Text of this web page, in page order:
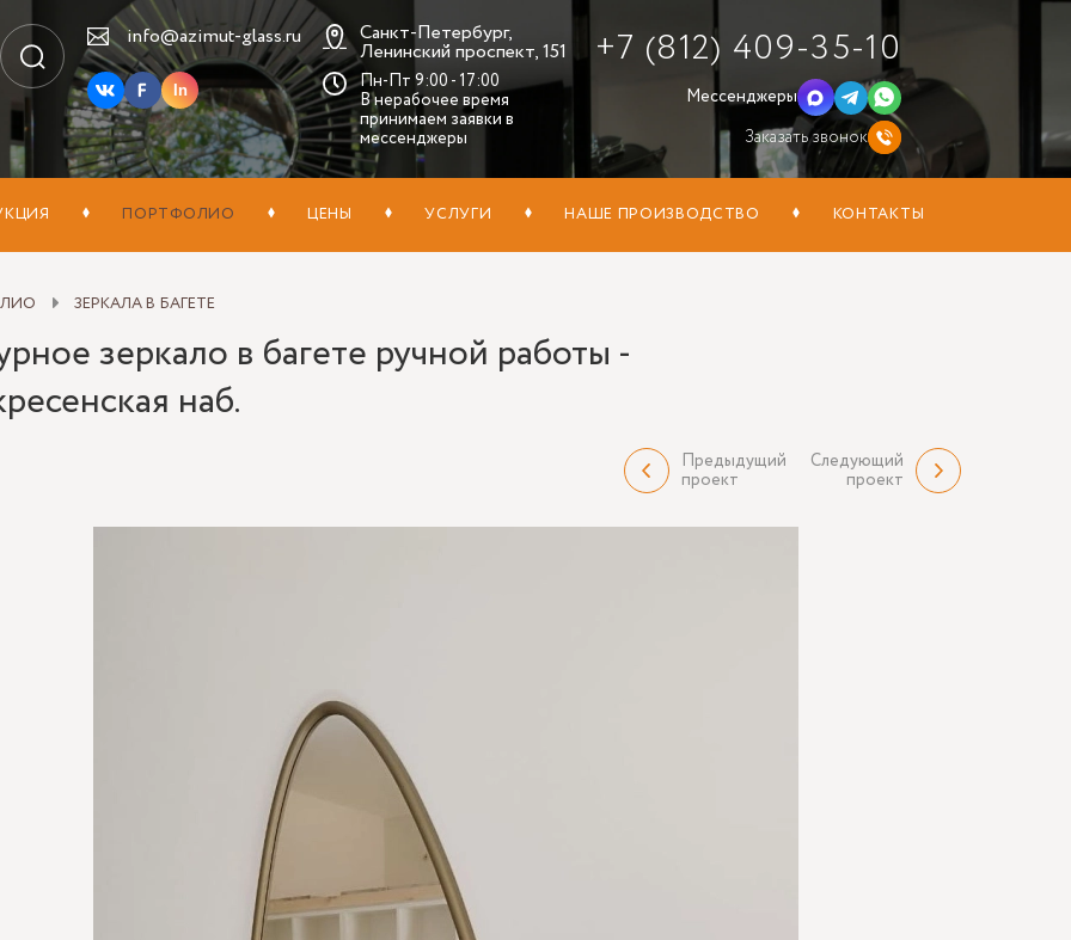
info@azimut-glass.ru
In
Санкт-Петербург,
Ленинский проспект, 151
Пн-Пт 9:00 - 17:00
В нерабочее время
принимаем заявки в
мессенджеры
+7 (812) 409-35-10
Мессенджеры
Заказать звонок
ПОРТФОЛИО ЦЕНЫ УСЛУГИ НАШЕ ПРОИЗВОДСТВО КОНТАКТЫ
ЗЕРКАЛА В БАГЕТЕ
зеркало в багете ручной работы -
наб.
Предыдущий
проект
Следующий
проект